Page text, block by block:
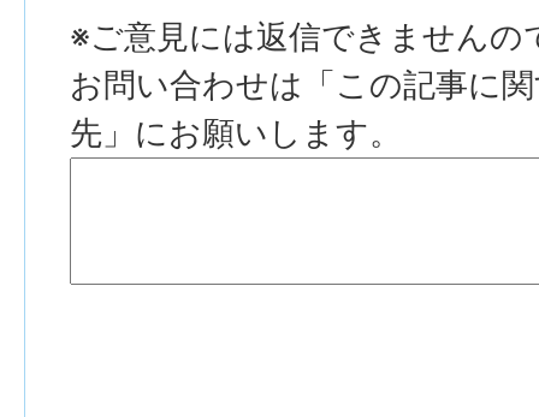
※ご意見には返信できませんの
お問い合わせは「この記事に
先」にお願いします。